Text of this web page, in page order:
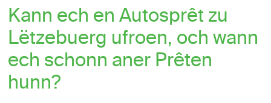
Kann ech en Autosprêt zu
Lëtzebuerg ufroen, och wann
ech schonn aner Prêten
hunn?